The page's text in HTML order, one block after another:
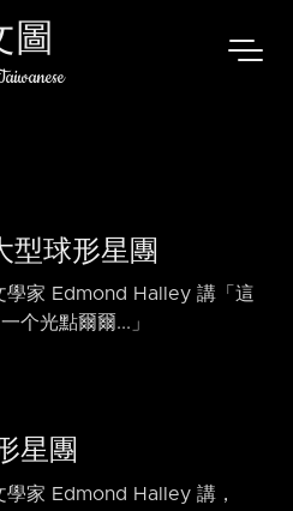
圖
型球形星團
學家 Edmond Halley 講「這
个光點爾爾...」
星團
學家 Edmond Halley 講，